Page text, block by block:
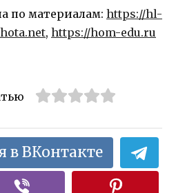
по материалам: https://hl-
, https://hom-edu.ru
в ВКонтакте